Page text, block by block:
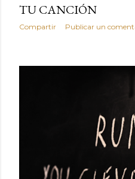
TU CANCIÓN
Compartir Publicar un